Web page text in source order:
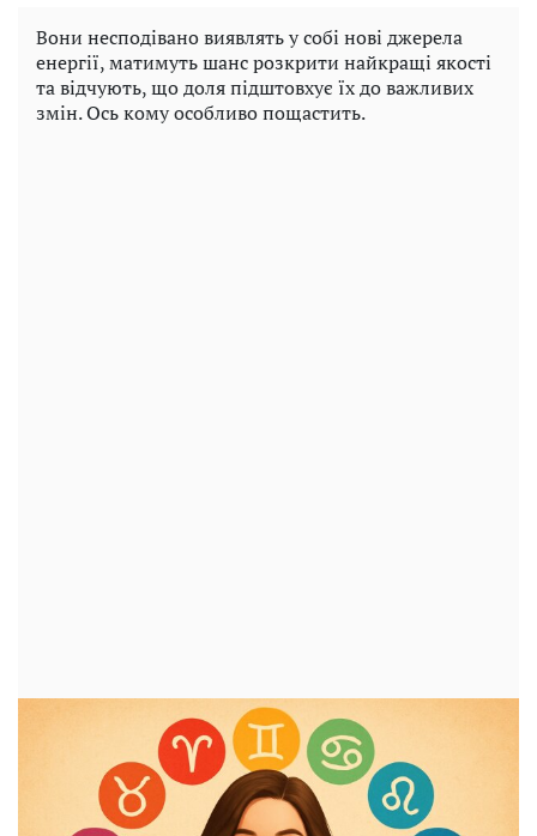
Вони несподівано виявлять у собі нові джерела
енергії, матимуть шанс розкрити найкращі якості
та відчують, що доля підштовхує їх до важливих
змін. Ось кому особливо пощастить.